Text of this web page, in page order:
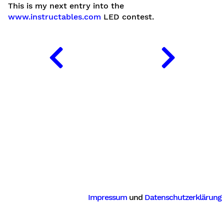
This is my next entry into the
www.instructables.com LED contest.
Impressum und Datenschutzerklärung